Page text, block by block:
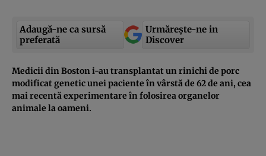
Adaugă-ne ca sursă
preferată
Urmărește-ne in
Discover
Medicii din Boston i-au transplantat un rinichi de porc
modificat genetic unei paciente în vârstă de 62 de ani, cea
mai recentă experimentare în folosirea organelor
animale la oameni.